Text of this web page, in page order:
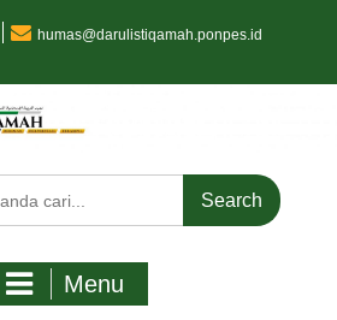
humas@darulistiqamah.ponpes.id
Menu